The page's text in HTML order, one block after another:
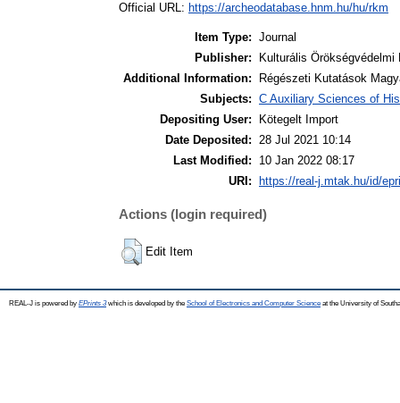
Official URL: https://archeodatabase.hnm.hu/hu/rkm
Item Type: Journal
Publisher:
Kulturális
Additional Information:
Régészeti Kutatások
Subjects: C Auxiliary Sciences of
Depositing User:
Kötegelt Import
Date Deposited: 28 Jul 2021 10:14
Last Modified:
10 Jan 2022 08:17
URI:
https://real-j.mtak.hu/id/
Actions (login required)
Edit Item
REAL-J is powered by EPrints 3which is developed by the School of Electronics and Computer Science at the University of